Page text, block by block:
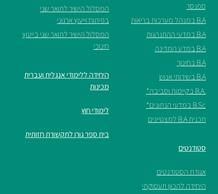
ספנסר
B.A במנהל מערכות בריאות
B.A במדעי ההתנהגות
B.A במדע המדינה
B.A בחינוך
B.A בשירותי אנוש
.B.A בקיימות וסביבה*
B.Sc במדעי הנתונים*
תכנית B.A למצטיינים
המסלול הישיר לתואר שני
בפיתוח וייעוץ ארגוני
המסלול הישיר לתואר שני בייעוץ
חינוכי
היחידה ללימודי אנגלית ועברית
מכינות
לימודי חוץ
בית ספר גורן לתקשורת חזותית
סטודנטים
אגודת הסטודנטים
היחידה להכוון תעסוקתי